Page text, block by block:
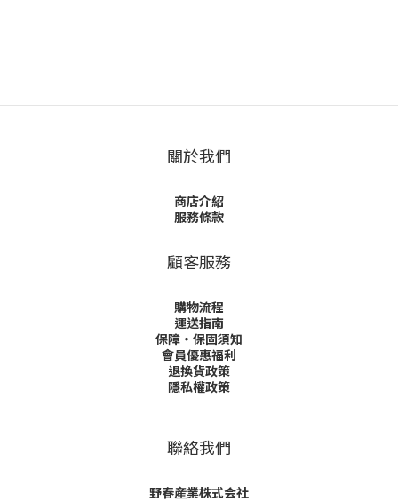
關於我們
商店介紹
服務條款
顧客服務
購物流程
運送指南
保障・保固須知
會員優惠福利
退換貨政策
隱私權政策
聯絡我們
野春産業株式会社